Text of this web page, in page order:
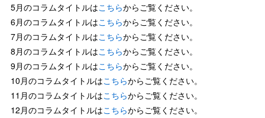
5月のコラムタイトルはこちらからご覧ください。
6月のコラムタイトルはこちらからご覧ください。
7月のコラムタイトルはこちらからご覧ください。
8月のコラムタイトルはこちらからご覧ください。
9月のコラムタイトルはこちらからご覧ください。
10月のコラムタイトルはこちらからご覧ください。
11月のコラムタイトルはこちらからご覧ください。
12月のコラムタイトルはこちらからご覧ください。